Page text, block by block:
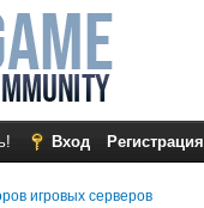
Вход Регистрация
игровых серверов